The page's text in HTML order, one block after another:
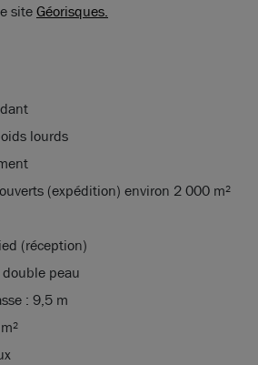
siteGéorisques.
lourds
(expédition) environ 2 000 m²
(réception)
peau
: 9,5 m